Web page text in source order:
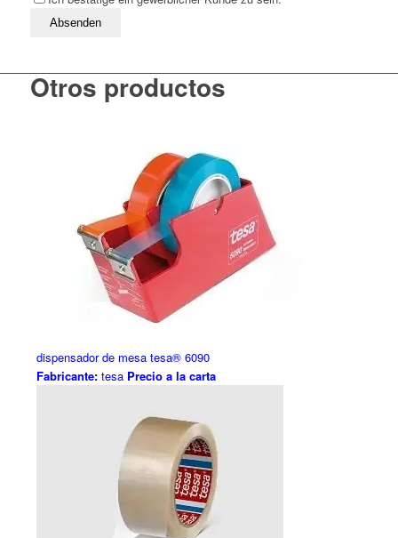
Bitte lassen Sie dieses Feld leer
Otros productos
dispensador de mesa tesa® 6090
Fabricante:tesa Precio a la carta